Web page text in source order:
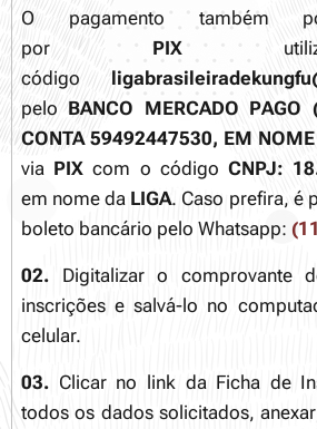
O pagamento também
por PIX
código
pelo BANCO MERCADO
CONTA 59492447530, EM
via PIX com o código CNPJ:
em nome da LIGA. Caso prefira, é
boleto bancário pelo Whatsapp:
02. Digitalizar o comprovante
inscrições e salvá-lo no
celular.
03. Clicar no link da Ficha de
todos os dados solicitados,